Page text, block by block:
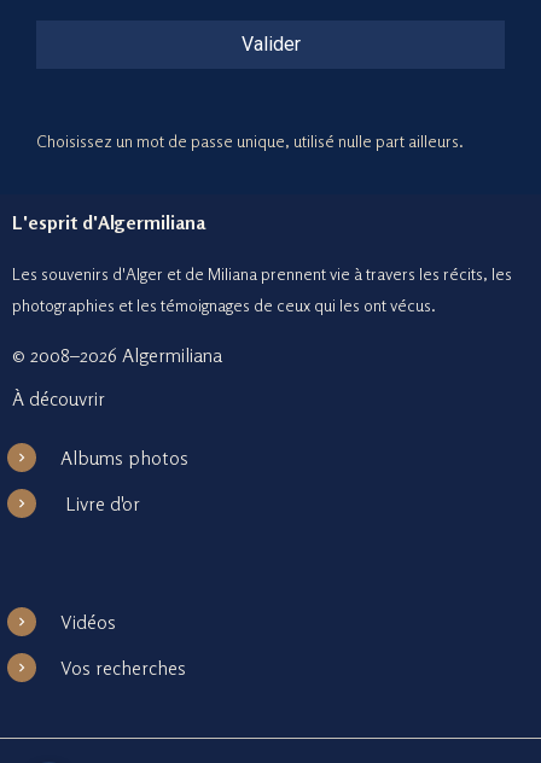
Valider
Choisissez un mot de passe unique, utilisé nulle part ailleurs.
L'esprit d'Algermiliana
Les souvenirs d'Alger et de Miliana prennent vie à travers les récits, les
photographies et les témoignages de ceux qui les ont vécus.
© 2008–2026 Algermiliana
À découvrir
Albums photos
Livre d'or
Vidéos
Vos recherches